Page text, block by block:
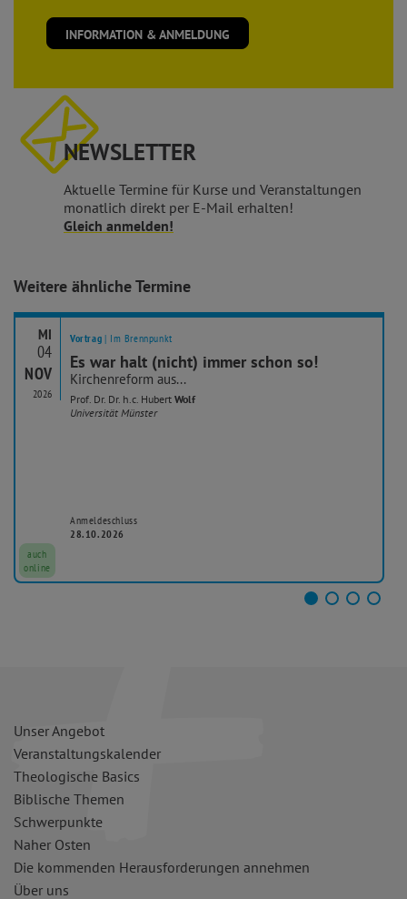
INFORMATION & ANMELDUNG
NEWSLETTER
Aktuelle Termine für Kurse und Veranstaltungen
monatlich direkt per E-Mail erhalten!
Gleich anmelden!
Weitere ähnliche Termine
MI
04
NOV
2026
Vortrag | Im Brennpunkt
Es war halt (nicht) immer schon so!
Kirchenreform aus...
Prof. Dr. Dr. h.c. Hubert Wolf
Universität Münster
auch
online
Anmeldeschluss
28.10.2026
Unser Angebot
Veranstaltungskalender
Theologische Basics
Biblische Themen
Schwerpunkte
Naher Osten
Die kommenden Herausforderungen annehmen
Über uns